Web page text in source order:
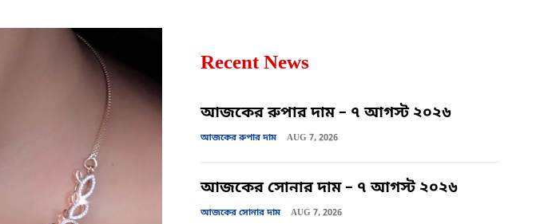
Recent News
আজকের রুপার দাম – ৭ আগস্ট ২০২৬
আজকের রুপার দাম AUG 7, 2026
আজকের সোনার দাম – ৭ আগস্ট ২০২৬
আজকের সোনার দাম AUG 7, 2026